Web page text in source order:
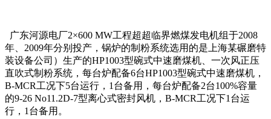
广东河源电厂2×600 MW工程超超临界燃煤发电机组于2008
年、2009年分别投产，锅炉的制粉系统选用的是上海某碾磨特
装设备公司）生产的HP1003型碗式中速磨煤机、一次风正压
直吹式制粉系统，每台炉配备6台HP1003型碗式中速磨煤机，
B-MCR工况下5台运行，1台备用，每台炉配备2台100%容量
的9-26 No11.2D-7型离心式密封风机，B-MCR工况下1台运
行，1台备用。